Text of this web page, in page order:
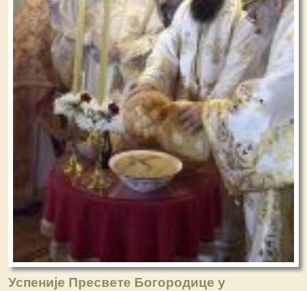
Успеније Пресвете Богородице у